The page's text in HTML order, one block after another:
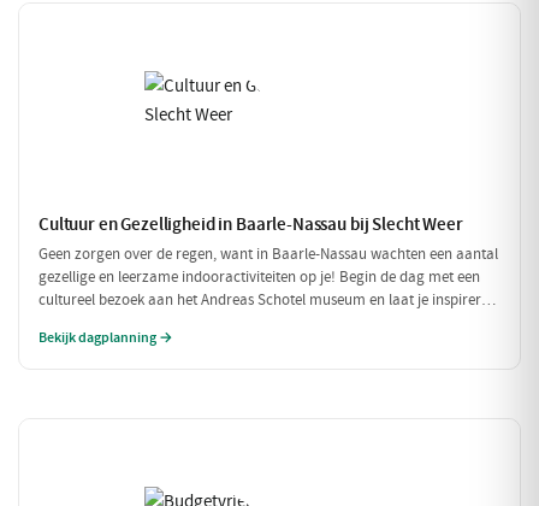
Cultuur en Gezelligheid in Baarle-Nassau bij Slecht Weer
Geen zorgen over de regen, want in Baarle-Nassau wachten een aantal
gezellige en leerzame indooractiviteiten op je! Begin de dag met een
cultureel bezoek aan het Andreas Schotel museum en laat je inspireren
knusse Grand Café De Beerze voordat je weer verder gaat met een
Bekijk dagplanning →